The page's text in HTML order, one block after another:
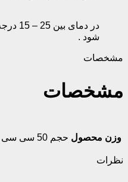
در
شود .
مشخصات
مشخصات
وزن محصول حجم 50 سی سی
نظرات